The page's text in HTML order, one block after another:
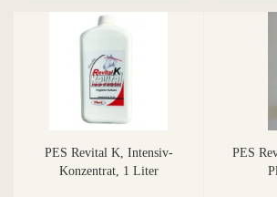
PES Revital K, Intensiv-
Konzentrat, 1 Liter
PES